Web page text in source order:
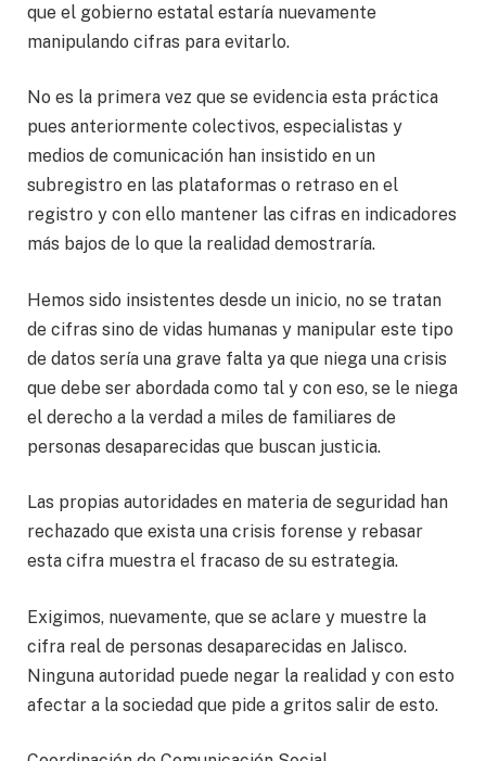
que el gobierno estatal estaría nuevamente
manipulando cifras para evitarlo.
No es la primera vez que se evidencia esta práctica
pues anteriormente colectivos, especialistas y
medios de comunicación han insistido en un
subregistro en las plataformas o retraso en el
registro y con ello mantener las cifras en indicadores
más bajos de lo que la realidad demostraría.
Hemos sido insistentes desde un inicio, no se tratan
de cifras sino de vidas humanas y manipular este tipo
de datos sería una grave falta ya que niega una crisis
que debe ser abordada como tal y con eso, se le niega
el derecho a la verdad a miles de familiares de
personas desaparecidas que buscan justicia.
Las propias autoridades en materia de seguridad han
rechazado que exista una crisis forense y rebasar
esta cifra muestra el fracaso de su estrategia.
Exigimos, nuevamente, que se aclare y muestre la
cifra real de personas desaparecidas en Jalisco.
Ninguna autoridad puede negar la realidad y con esto
afectar a la sociedad que pide a gritos salir de esto.